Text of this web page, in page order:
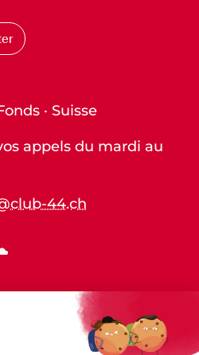
· Suisse
appels du mardi au
44.ch